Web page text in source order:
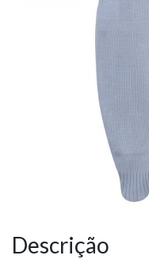
Descrição